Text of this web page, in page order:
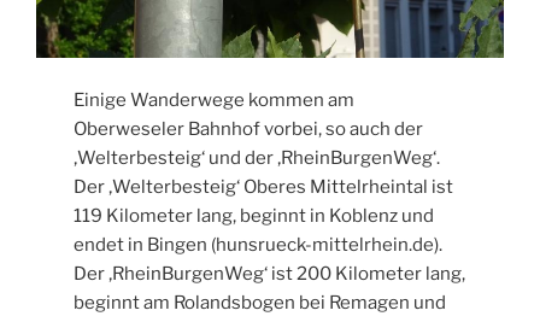
Einige Wanderwege kommen am
Oberweseler Bahnhof vorbei, so auch der
‚Welterbesteig‘ und der ‚RheinBurgenWeg‘.
Der ‚Welterbesteig‘ Oberes Mittelrheintal ist
119 Kilometer lang, beginnt in Koblenz und
endet in Bingen (hunsrueck-mittelrhein.de).
Der ‚RheinBurgenWeg‘ ist 200 Kilometer lang,
beginnt am Rolandsbogen bei Remagen und